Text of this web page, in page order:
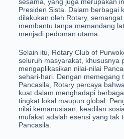
Presiden Sista. Dalam berbagai
dilakukan oleh Rotary,
membantu tanpa memandang
menjadi pedoman utama.
Selain itu, Rotary Club of
seluruh masyarakat, khususnya
mengaplikasikan nilai-nilai
sehari-hari. Dengan memegang
Pancasila, Rotary percaya
kuat dalam menghadapi
tingkat lokal maupun global.
nilai kemanusiaan, keadilan
mufakat adalah esensi yang tak
Pancasila.